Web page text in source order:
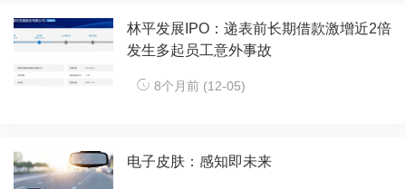
林平发展IPO：递表前长期借款激增近2倍
发生多起员工意外事故
8个月前 (12-05)
电子皮肤：感知即未来